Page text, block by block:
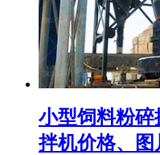
小型饲料粉
拌机价格、图